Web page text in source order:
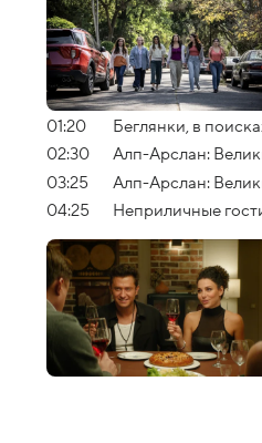
01:20
Беглянки, в
02:30
Алп-Арслан:
03:25
Алп-Арслан:
04:25
Неприличные